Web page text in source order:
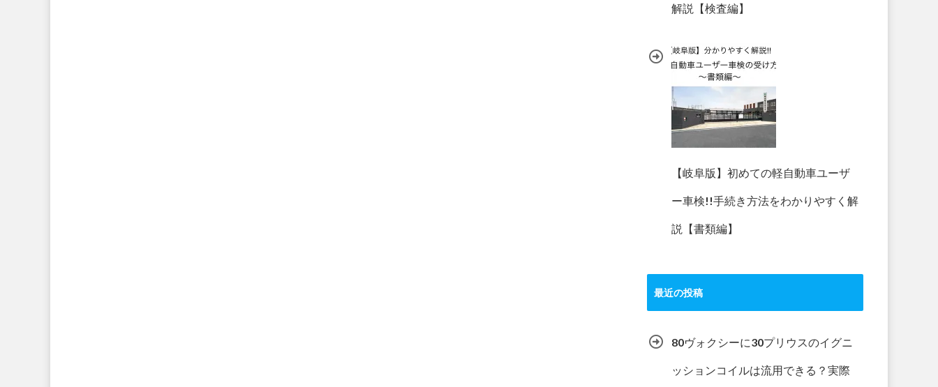
解説【検査編】
【岐阜版】初めての軽自動車ユーザ
ー車検!!手続き方法をわかりやすく解
説【書類編】
最近の投稿
80ヴォクシーに30プリウスのイグニ
ッションコイルは流用できる？実際